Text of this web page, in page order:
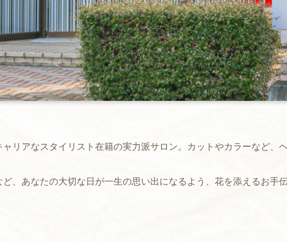
リアなスタイリスト在籍の実力派サロン。カットやカラーなど、
、あなたの大切な日が一生の思い出になるよう、花を添えるお手